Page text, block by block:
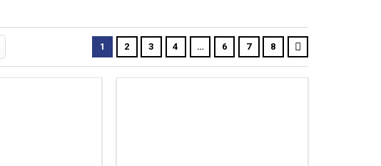
1 2 3 4 … 6 7 8